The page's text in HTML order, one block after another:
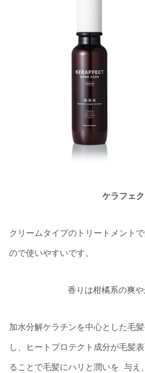
ケラフェクトクリー
クリームタイプのトリートメント
ので使いやすいです。
香りは柑橘系の爽
加水分解ケラチンを中心とした毛
し、ヒートプロテクト成分が毛髪
ることで毛髪にハリと潤いを 与え